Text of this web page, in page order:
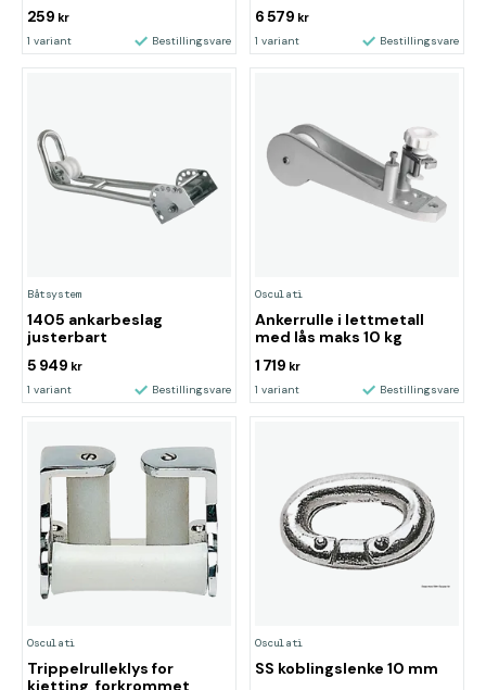
259 kr
1 variant Bestillingsvare
6 579 kr
1 variant Bestillingsvare
Båtsystem
1405 ankarbeslag
justerbart
5 949 kr
1 variant Bestillingsvare
Osculati
Ankerrulle i lettmetall
med lås maks 10 kg
1 719 kr
1 variant Bestillingsvare
Osculati
Trippelrulleklys for
kjetting, forkrommet
Osculati
SS koblingslenke 10 mm